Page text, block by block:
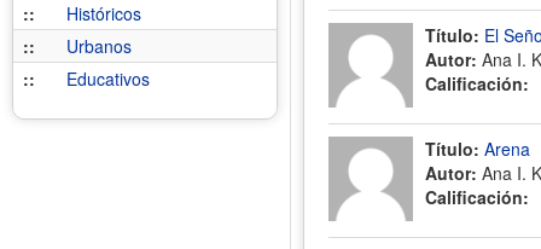
::
Históricos
::
Urbanos
::
Educativos
Título: El
Autor: Ana I.
Calificación:
Título: Arena
Autor: Ana I.
Calificación: